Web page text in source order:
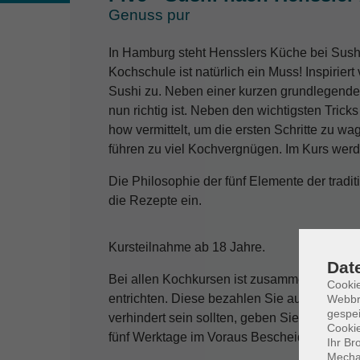
Genuss pur
In Hamburg steht Hensslers Küche bei
Kochschule ist natürlich ein Muss!
Sushi zu. Neben einer kurzen
nun richtig ist. Neben den wichtigsten
how vermittelt, um die ersten Schritte zu
führen zu viel Kochvergnügen. Im Kurs
Die Philosophie der fünf Elemente der
die Rezepte ein.
Kursteilnahme ab 18 Jahre.
Bei allen Kochkursen ist zusammen mit
entrichten. Diese bezahlen Sie
verhindert sein sollten, geben Sie unserem
fünf Werktage im Voraus Bescheid. NurIhr